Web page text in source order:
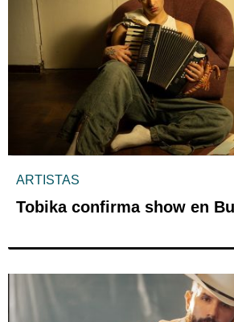
ARTISTAS
Tobika confirma show en